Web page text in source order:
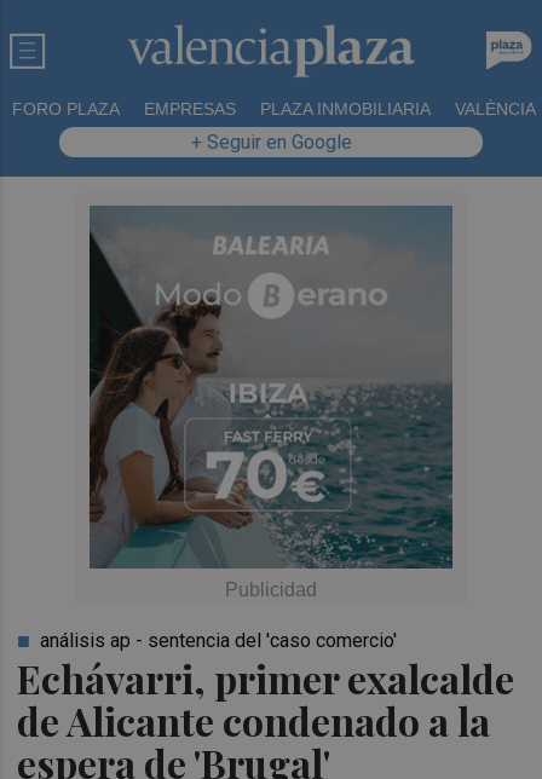
FORO PLAZA EMPRESAS PLAZA INMOBILIARIA VALÈNCIA
+ Seguir en Google
Echávarri, primer exalcalde
de Alicante condenado a la
espera de 'Brugal'
análisis ap - sentencia del 'caso comercio'